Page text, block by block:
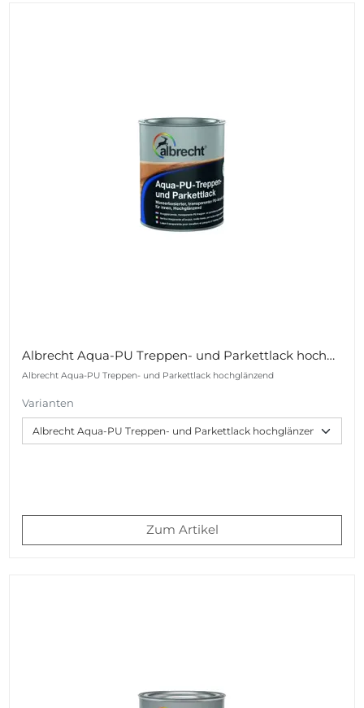
Albrecht Aqua-PU Treppen- und Parkettlack hochglänzend
Albrecht Aqua-PU Treppen- und Parkettlack hochglänzend
Varianten
Zum Artikel